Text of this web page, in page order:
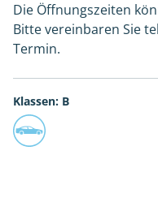
Die Öffnungszeiten
Bitte vereinbaren Sie
Termin.
Klassen: B